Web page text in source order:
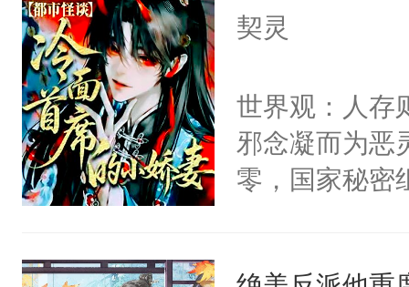
上了还是无动
间变脸背叛他
的恶事他都对
一个权力滔天
右男主又报
他说：【您需
契灵
世界观：人存
邪念凝而为恶
零，国家秘密